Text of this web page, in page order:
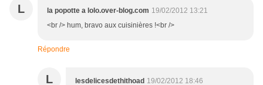
L la popotte a lolo.over-blog.com 19/02/2012 13:21
<br /> hum, bravo aux cuisinières !<br />
Répondre
L lesdelicesdethithoad 19/02/2012 18:46